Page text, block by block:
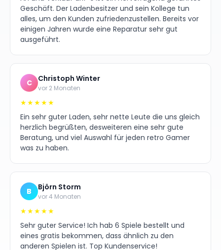
Geschäft. Der Ladenbesitzer und sein Kollege tun
alles, um den Kunden zufriedenzustellen. Bereits vor
einigen Jahren wurde eine Reparatur sehr gut
ausgeführt.
C Christoph Winter
vor 2 Monaten
★★★★★
Ein sehr guter Laden, sehr nette Leute die uns gleich
herzlich begrüßten, desweiteren eine sehr gute
Beratung, und viel Auswahl für jeden retro Gamer
was zu haben.
B Björn Storm
vor 4 Monaten
★★★★★
Sehr guter Service! Ich hab 6 Spiele bestellt und
eines gratis bekommen, dass ähnlich zu den
anderen Spielen ist. Top Kundenservice!